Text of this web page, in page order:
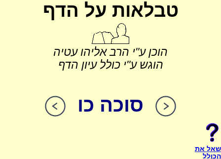
טבלאות על הדף
הוכן ע"י הרב אליהו עטיה
הוגש ע"י כולל עיון הדף
סוכה כו
שאל את
הכולל